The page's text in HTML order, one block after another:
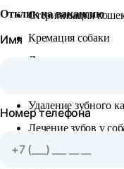
Стерилизация
Кремация собаки
Лечение
Удаление зубного
Лечение зубов у
Стерилизация собак
Отклик на вакансию
Имя
Номер телефона